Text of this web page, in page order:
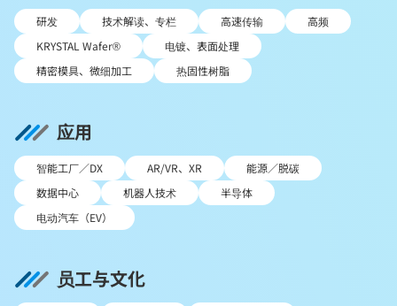
研发 技术解读、专栏 高速传输
高频
KRYSTAL Wafer®
电镀、表面处理
精密模具、微细加工
热固性树脂
应用
智能工厂／DX AR/VR、XR
能源／脱碳
数据中心
机器人技术
半导体
电动汽车（EV）
员工与文化